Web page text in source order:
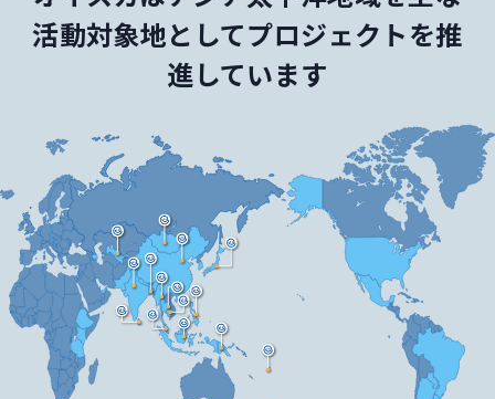
活動対象地としてプロジェクトを推
進しています